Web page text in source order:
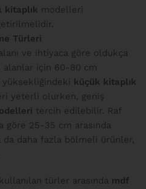
kitaplık modelleri
Türleri
ve ihtiyaca göre oldukça
alanlar için 60-80 cm
küçük kitaplık
yeterli olurken, geniş
tercih edilebilir. Raf
göre 25-35 cm arasında
da daha fazla bölmeli ürünler,
türler arasında mdf